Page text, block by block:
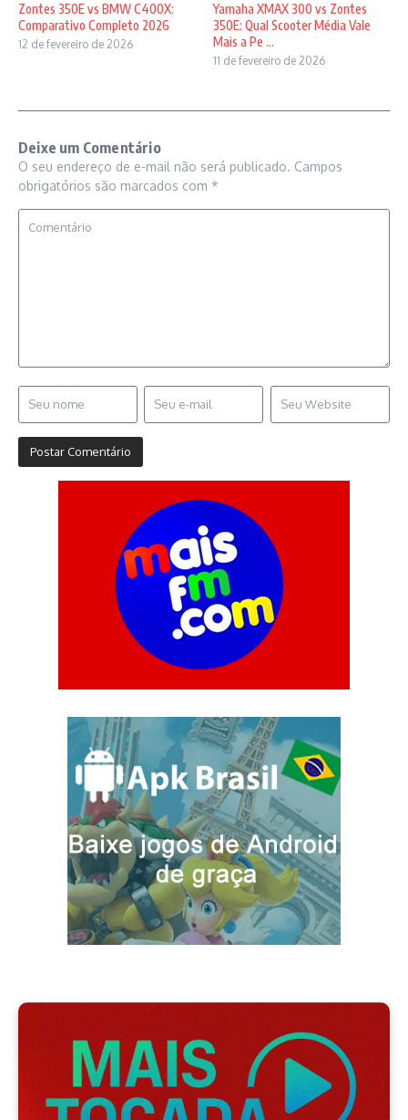
Zontes 350E vs BMW C400X:
Comparativo Completo 2026
12 de fevereiro de 2026
Yamaha XMAX 300 vs Zontes
350E: Qual Scooter Média Vale
Mais a Pe ...
11 de fevereiro de 2026
Deixe um Comentário
O seu endereço de e-mail não será publicado. Campos
obrigatórios são marcados com *